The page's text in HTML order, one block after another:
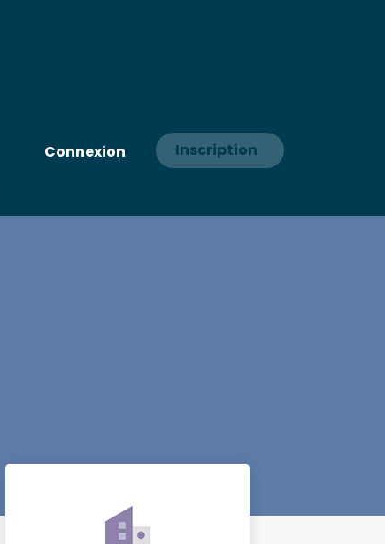
Connexion Inscription